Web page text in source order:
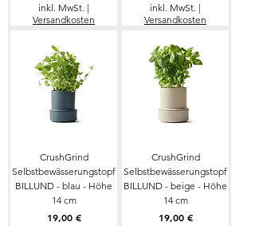
inkl. MwSt. |
Versandkosten
inkl. MwSt. |
Versandkosten
CrushGrind
Selbstbewässerungstopf
BILLUND - blau - Höhe
14 cm
Preis
19,00 €
CrushGrind
Selbstbewässerungstopf
BILLUND - beige - Höhe
14 cm
Preis
19,00 €